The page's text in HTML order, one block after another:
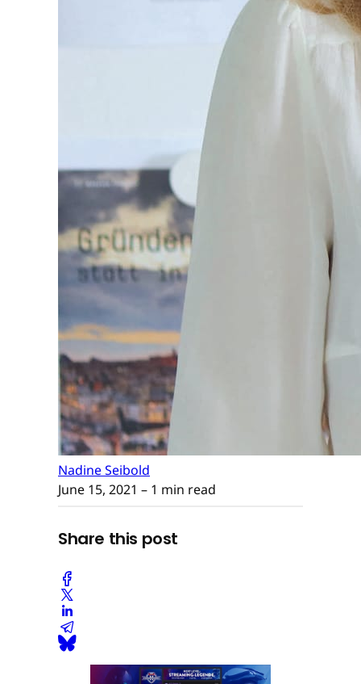
Nadine Seibold
June 15, 2021 – 1 min read
Share this post